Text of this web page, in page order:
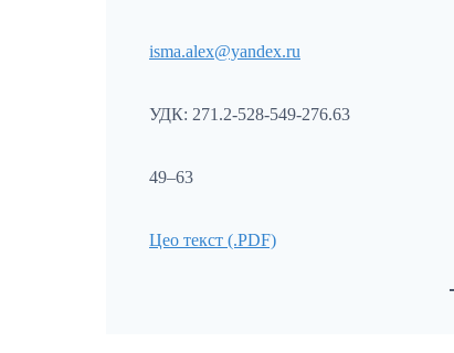
isma.alex@yandex.ru
УДК: 271.2-528-549-276.63
49–63
Цео текст (.PDF)